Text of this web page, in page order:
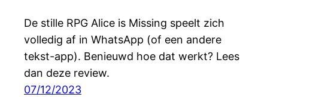
De stille RPG Alice is Missing speelt zich
volledig af in WhatsApp (of een andere
tekst-app). Benieuwd hoe dat werkt? Lees
dan deze review.
07/12/2023